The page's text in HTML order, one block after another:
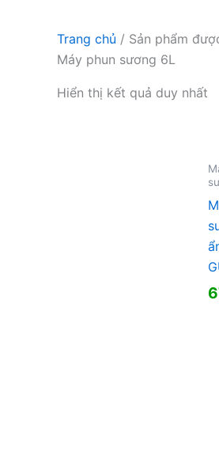
Trang chủ / Sản phẩm
Máy phun sương 6L
Hiển thị kết quả duy nhất